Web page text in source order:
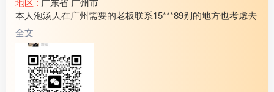
本人泡汤人在广州需要的老板联系15***89别的地方也考虑去
全文